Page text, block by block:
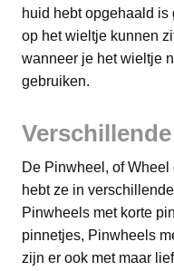
huid hebt opgehaald is
op het wieltje kunnen
wanneer je het wieltje
gebruiken.
De Pinwheel, of
hebt ze in
Pinwheels met korte
pinnetjes, Pinwheels
zijn er ook met maar